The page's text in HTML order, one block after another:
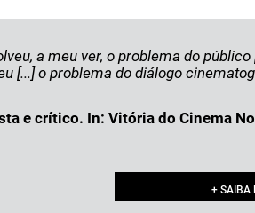
a meu ver, o problema do
[...] o problema do diálogo
e crítico. In: Vitória do Cinema
+ SAIBA